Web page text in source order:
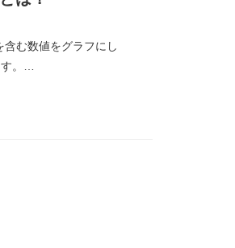
む数値をグラフにし
。…